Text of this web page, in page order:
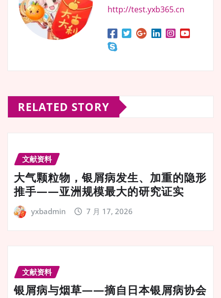
http://test.yxb365.cn
RELATED STORY
文献资料
大气颗粒物，银屑病发生、加重的隐形
推手——亚洲规模最大的研究证实
yxbadmin 7 月 17, 2026
文献资料
银屑病与烟草——摘自日本银屑病协会